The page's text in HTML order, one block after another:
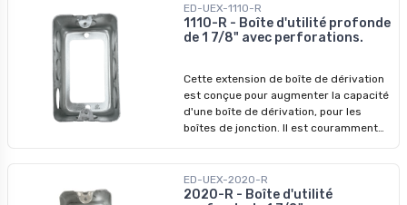
ED-UEX-1110-R
1110-R - Boîte d'utilité profonde
de 1 7/8" avec perforations.
Cette extension de boîte de dérivation
est conçue pour augmenter la capacité
d'une boîte de dérivation, pour les
boîtes de jonction. Il est couramment
commerciales. Caractéristiques
principales : - Matériau : Acier -
ED-UEX-2020-R
2020-R - Boîte d'utilité